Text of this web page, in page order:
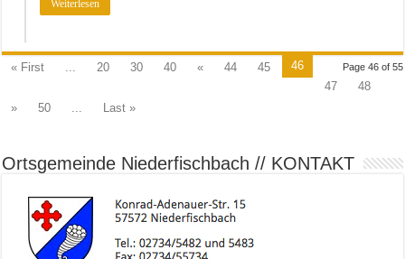
Weiterlesen
Page 46 of 55
« First ... 20 30 40 « 44 45
46
47
48
»
50 ... Last »
Ortsgemeinde Niederfischbach // KONTAKT